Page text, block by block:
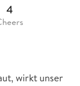
4
wirkt unser